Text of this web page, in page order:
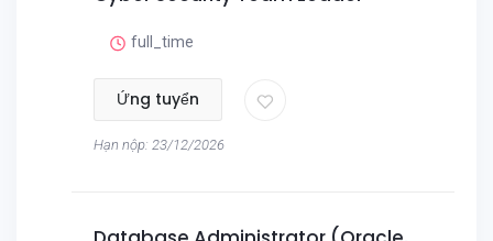
full_time
Ứng tuyển
Hạn nộp: 23/12/2026